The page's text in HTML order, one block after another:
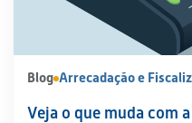
Blog Arrecadação e
Veja o que muda com